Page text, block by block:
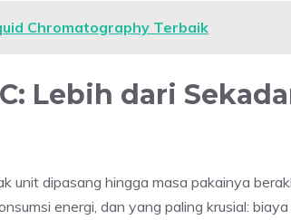
Chromatography Terbaik
Lebih dari
unit dipasang hingga masa pakainya
energi, dan yang paling krusial: biaya